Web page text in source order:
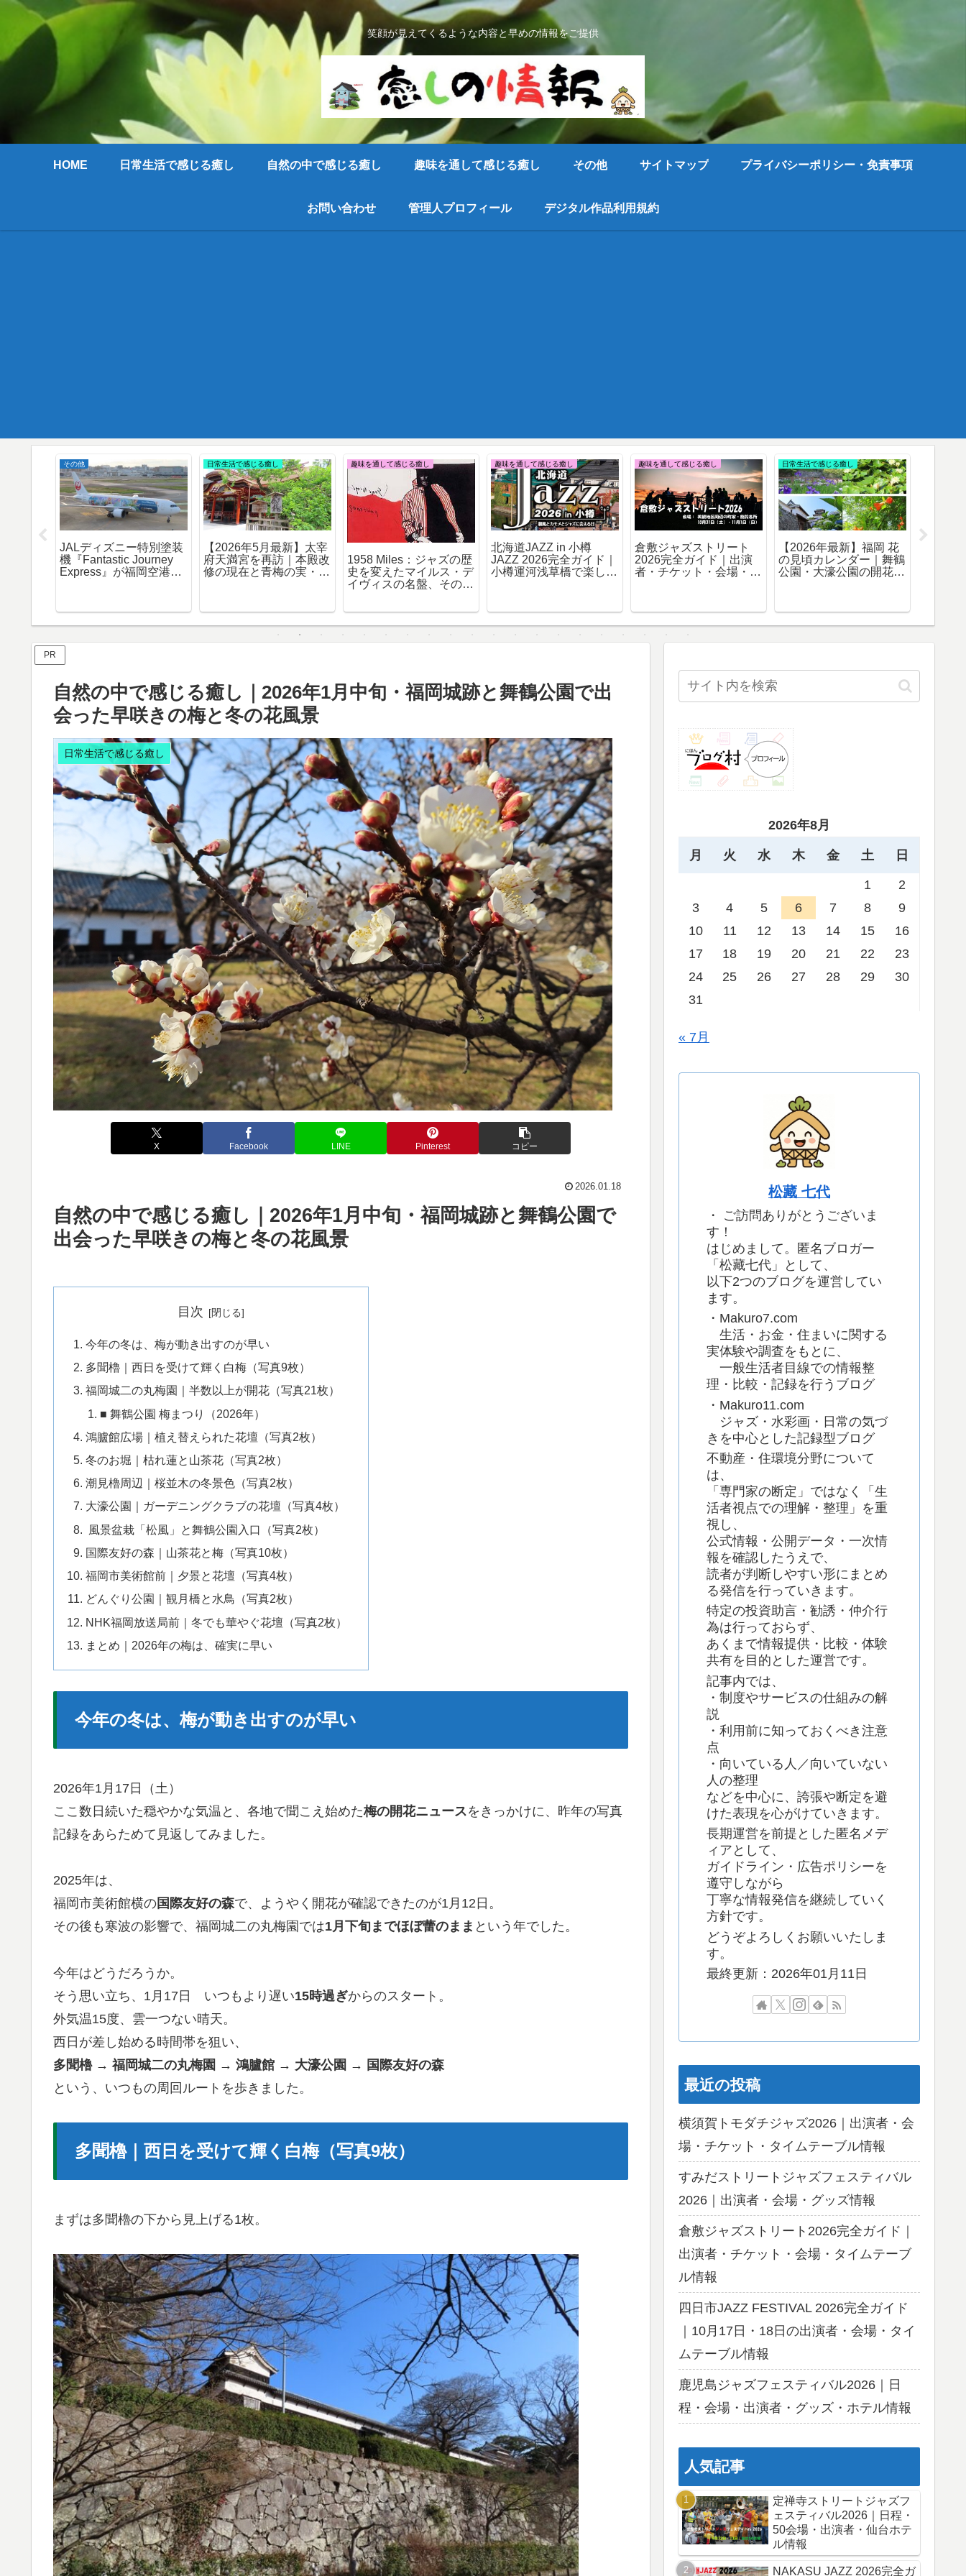
笑顔が見えてくるような内容と早めの情報をご提供
HOME 日常生活で感じる癒し 自然の中で感じる癒し 趣味を通して感じる癒し その他 サイトマップ プライバシーポリシー・免責事項
お問い合わせ 管理人プロフィール デジタル作品利用規約
その他
JALディズニー特別塗装
機『Fantastic Journey
Express』が福岡空港に
日常生活で感じる癒し
【2026年5月最新】太宰
府天満宮を再訪｜本殿改
修の現在と青梅の実・飛
趣味を通して感じる癒し
1958 Miles：ジャズの歴
史を変えたマイルス・デ
イヴィスの名盤、その魅
趣味を通して感じる癒し
北海道JAZZ in 小樽
JAZZ 2026完全ガイド｜
小樽運河浅草橋で楽しむ
趣味を通して感じる癒し
倉敷ジャズストリート
2026完全ガイド｜出演
者・チケット・会場・タ
日常生活で感じる癒し
【2026年最新】福岡 花
の見頃カレンダー｜舞鶴
公園・大濠公園の開花状
PR
自然の中で感じる癒し｜2026年1月中旬・福岡城跡と舞鶴公園で出
会った早咲きの梅と冬の花風景
日常生活で感じる癒し
X Facebook LINE Pinterest コピー
2026.01.18
自然の中で感じる癒し｜2026年1月中旬・福岡城跡と舞鶴公園で
出会った早咲きの梅と冬の花風景
目次
今年の冬は、梅が動き出すのが早い
多聞櫓｜西日を受けて輝く白梅（写真9枚）
福岡城二の丸梅園｜半数以上が開花（写真21枚）
■ 舞鶴公園 梅まつり（2026年）
鴻臚館広場｜植え替えられた花壇（写真2枚）
冬のお堀｜枯れ蓮と山茶花（写真2枚）
潮見櫓周辺｜桜並木の冬景色（写真2枚）
大濠公園｜ガーデニングクラブの花壇（写真4枚）
風景盆栽「松風」と舞鶴公園入口（写真2枚）
国際友好の森｜山茶花と梅（写真10枚）
福岡市美術館前｜夕景と花壇（写真4枚）
どんぐり公園｜観月橋と水鳥（写真2枚）
NHK福岡放送局前｜冬でも華やぐ花壇（写真2枚）
まとめ｜2026年の梅は、確実に早い
今年の冬は、梅が動き出すのが早い
2026年1月17日（土）
ここ数日続いた穏やかな気温と、各地で聞こえ始めた梅の開花ニュースをきっかけに、昨年の写真
記録をあらためて見返してみました。
2025年は、
福岡市美術館横の国際友好の森で、ようやく開花が確認できたのが1月12日。
その後も寒波の影響で、福岡城二の丸梅園では1月下旬までほぼ蕾のまま という年でした。
今年はどうだろうか。
そう思い立ち、1月17日 いつもより遅い15時過ぎからのスタート。
外気温15度、雲一つない晴天。
西日が差し始める時間帯を狙い、
多聞櫓 → 福岡城二の丸梅園 → 鴻臚館 → 大濠公園 → 国際友好の森
という、いつもの周回ルートを歩きました。
多聞櫓｜西日を受けて輝く白梅（写真9枚）
まずは多聞櫓の下から見上げる1枚。
2026年8月
月 火 水 木 金 土 日
1
2
3
4 5 6 7 8
9
10
11 12 13 14 15
16
17
18 19 20 21 22
23
24
25 26 27 28 29
30
31
« 7月
松藏 七代
・ ご訪問ありがとうございま
す！
はじめまして。匿名ブロガー
「松藏七代」として、
以下2つのブログを運営してい
ます。
・Makuro7.com
生活・お金・住まいに関する
実体験や調査をもとに、
一般生活者目線での情報整
理・比較・記録を行うブログ
・Makuro11.com
ジャズ・水彩画・日常の気づ
きを中心とした記録型ブログ
不動産・住環境分野について
は、
「専門家の断定」ではなく「生
活者視点での理解・整理」を重
視し、
公式情報・公開データ・一次情
報を確認したうえで、
読者が判断しやすい形にまとめ
る発信を行っていきます。
特定の投資助言・勧誘・仲介行
為は行っておらず、
あくまで情報提供・比較・体験
共有を目的とした運営です。
記事内では、
・制度やサービスの仕組みの解
説
・利用前に知っておくべき注意
点
・向いている人／向いていない
人の整理
などを中心に、誇張や断定を避
けた表現を心がけていきます。
長期運営を前提とした匿名メデ
ィアとして、
ガイドライン・広告ポリシーを
遵守しながら
丁寧な情報発信を継続していく
方針です。
どうぞよろしくお願いいたしま
す。
最終更新：2026年01月11日
最近の投稿
横須賀トモダチジャズ2026｜出演者・会
場・チケット・タイムテーブル情報
すみだストリートジャズフェスティバル
2026｜出演者・会場・グッズ情報
倉敷ジャズストリート2026完全ガイド｜
出演者・チケット・会場・タイムテーブ
ル情報
四日市JAZZ FESTIVAL 2026完全ガイド
｜10月17日・18日の出演者・会場・タイ
ムテーブル情報
鹿児島ジャズフェスティバル2026｜日
程・会場・出演者・グッズ・ホテル情報
人気記事
定禅寺ストリートジャズフ
ェスティバル2026｜日程・
50会場・出演者・仙台ホテ
ル情報
NAKASU JAZZ 2026完全ガ